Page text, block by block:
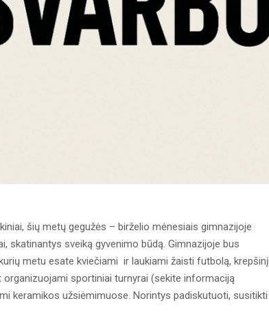
šių metų gegužės – birželio mėnesiais gimnazijoje
skatinantys sveiką gyvenimo būdą. Gimnazijoje bus
metu esate kviečiami ir laukiami žaisti futbolą, krepšinį
sportiniai turnyrai (sekite informaciją
keramikos užsiėmimuose. Norintys padiskutuoti, susitikti